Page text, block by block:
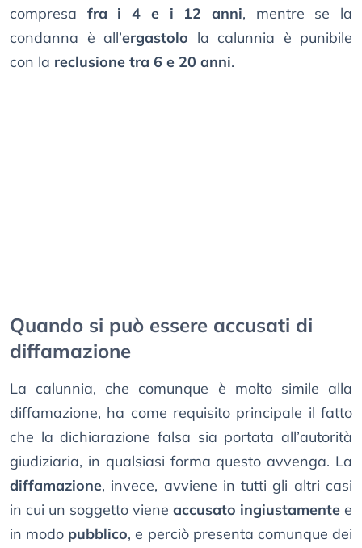
compresa fra i 4 e i 12 anni, mentre se la
condanna è all’ergastolo la calunnia è punibile
con la reclusione tra 6 e 20 anni.
Quando si può essere accusati di
diffamazione
La calunnia, che comunque è molto simile alla
diffamazione, ha come requisito principale il fatto
che la dichiarazione falsa sia portata all’autorità
giudiziaria, in qualsiasi forma questo avvenga. La
diffamazione, invece, avviene in tutti gli altri casi
in cui un soggetto viene accusato ingiustamente e
in modo pubblico, e perciò presenta comunque dei